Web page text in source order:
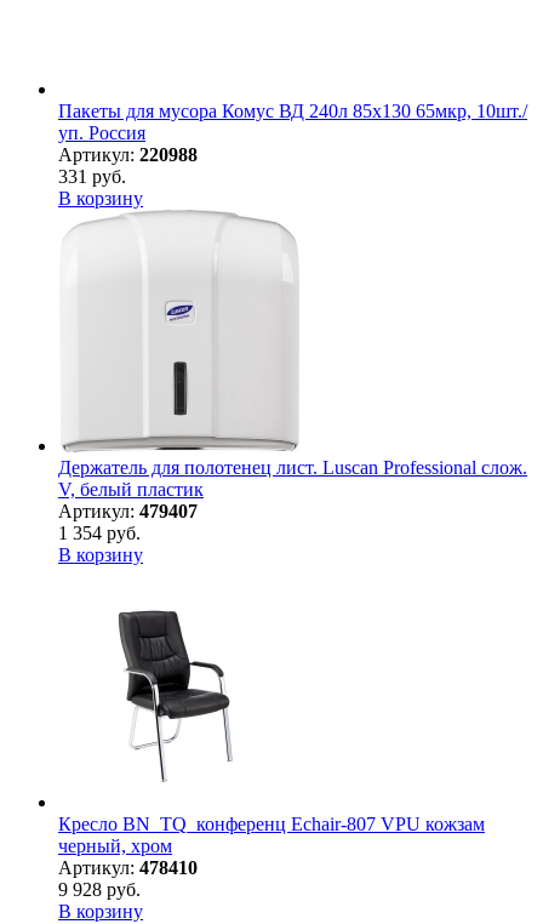
Пакеты для мусора Комус ВД 240л 85х130 65мкр, 10шт./
уп. Россия
Артикул: 220988
331 руб.
В корзину
Держатель для полотенец лист. Luscan Professional слож.
V, белый пластик
Артикул: 479407
1 354 руб.
В корзину
Кресло BN_TQ_конференц Echair-807 VPU кожзам
черный, хром
Артикул: 478410
9 928 руб.
В корзину